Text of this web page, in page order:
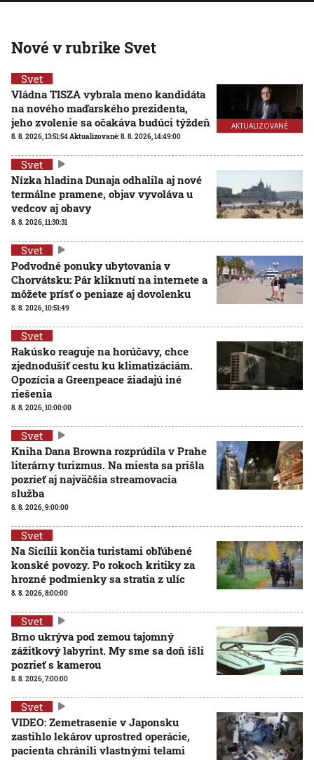
Nové v rubrike Svet
AKTUALIZOVANÉ
Svet
Vládna TISZA vybrala meno kandidáta
na nového maďarského prezidenta,
jeho zvolenie sa očakáva budúci týždeň
8. 8. 2026, 13:51:54Aktualizované:8. 8. 2026, 14:49:00
Svet
Nízka hladina Dunaja odhalila aj nové
termálne pramene, objav vyvoláva u
vedcov aj obavy
8. 8. 2026, 11:30:31
Svet
Podvodné ponuky ubytovania v
Chorvátsku: Pár kliknutí na internete a
môžete prísť o peniaze aj dovolenku
8. 8. 2026, 10:51:49
Svet
Rakúsko reaguje na horúčavy, chce
zjednodušiť cestu ku klimatizáciám.
Opozícia a Greenpeace žiadajú iné
riešenia
8. 8. 2026, 10:00:00
Svet
Kniha Dana Browna rozprúdila v Prahe
literárny turizmus. Na miesta sa prišla
pozrieť aj najväčšia streamovacia
služba
8. 8. 2026, 9:00:00
Svet
Na Sicílii končia turistami obľúbené
konské povozy. Po rokoch kritiky za
hrozné podmienky sa stratia z ulíc
8. 8. 2026, 8:00:00
Svet
Brno ukrýva pod zemou tajomný
zážitkový labyrint. My sme sa doň išli
pozrieť s kamerou
8. 8. 2026, 7:00:00
Svet
VIDEO: Zemetrasenie v Japonsku
zastihlo lekárov uprostred operácie,
pacienta chránili vlastnými telami